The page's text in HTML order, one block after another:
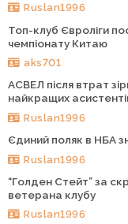
Ruslan1996
Топ-клуб Євроліги
чемпіонату Китаю
aks701
АСВЕЛ після втрат
найкращих
Ruslan1996
Єдиний поляк в НБА
Ruslan1996
“Голден Стейт” за
ветерана клубу
Ruslan1996